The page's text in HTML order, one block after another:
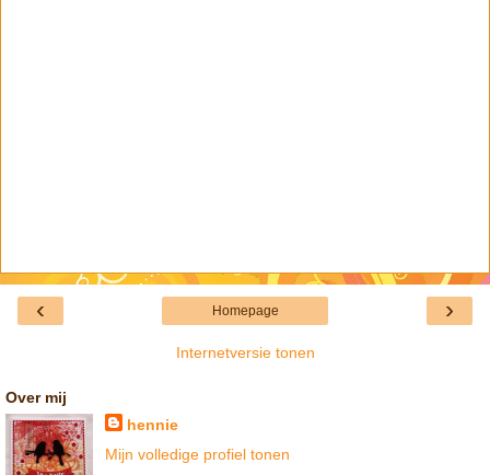
‹ ›
Homepage
Internetversie tonen
Over mij
hennie
Mijn volledige profiel tonen